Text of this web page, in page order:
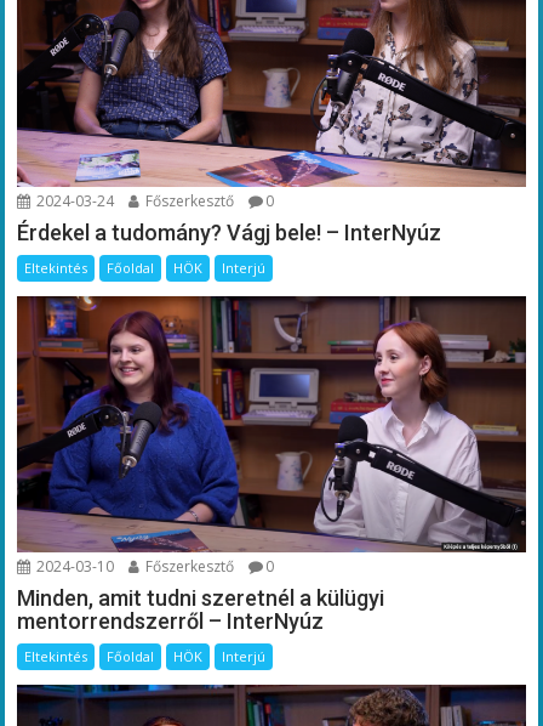
2024-03-24 Főszerkesztő 0
Érdekel a tudomány? Vágj bele! – InterNyúz
Eltekintés Főoldal HÖK Interjú
2024-03-10 Főszerkesztő 0
Minden, amit tudni szeretnél a külügyi
mentorrendszerről – InterNyúz
Eltekintés Főoldal HÖK Interjú